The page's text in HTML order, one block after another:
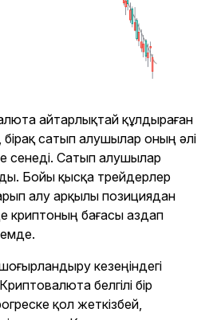
айтарлықтай құлдыраған
сатып алушылар оның әлі
сенеді. Сатып алушылар
Бойы қысқа трейдерлер
алу арқылы позициядан
криптоның бағасы аздап
кезеңіндегі
белгілі бір
қол жеткізбей,